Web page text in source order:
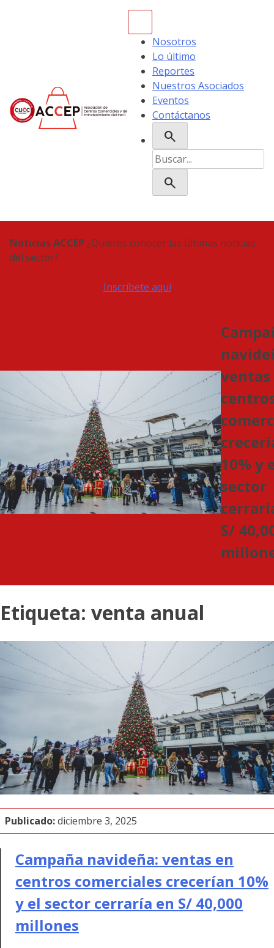
Nosotros
Lo último
Reportes
Nuestros Asociados
Eventos
Contáctanos
search
Buscar:
search
Noticias ACCEP ¿Quieres conocer las últimas noticias
del sector?
Inscríbete aquí
ventas
10% y
sector
S/
Etiqueta: venta anual
Publicado:diciembre 3, 2025
Campaña navideña: ventas en
centros comerciales crecerían 10%
y el sector cerraría en S/ 40,000
millones